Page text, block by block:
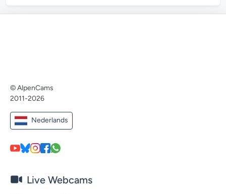
© AlpenCams
2011-2026
Nederlands
Live Webcams